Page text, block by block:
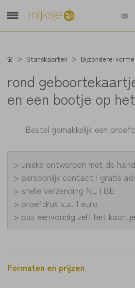
Stanskaarten Bijzondere-
rond
en een bootje op
Bestel gemakkelijk een
> unieke ontwerpen met de
> persoonlijk contact | gratis
> snelle verzending NL | BE
> proefdruk v.a. 1 euro
> pas eenvoudig zelf het
Formaten en prijzen